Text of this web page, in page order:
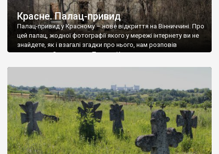
Красне. Палац-привид
Палац-привид у Красному – нове відкриття на Вінниччині. Про
цей палац, жодної фотографії якого у мережі інтернету ви не
знайдете, як і взагалі згадки про нього, нам розповів
мешканець Самгородка. Палац у Красному вразив не лише